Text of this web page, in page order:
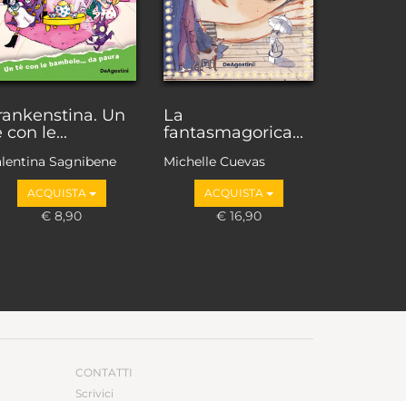
Un
con le...
Sagnibene
ACQUISTA
€ 8,90
La
fantasmagorica...
Michelle Cuevas
ACQUISTA
€ 16,90
CONTATTI
Scrivici